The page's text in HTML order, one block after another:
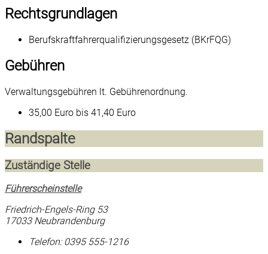
Rechtsgrundlagen
Berufskraftfahrerqualifizierungsgesetz (BKrFQG)
Gebühren
Verwaltungsgebühren lt. Gebührenordnung.
35,00 Euro bis 41,40 Euro
Randspalte
Zuständige Stelle
Führerscheinstelle
Friedrich-Engels-Ring 53
17033 Neubrandenburg
Telefon:0395 555-1216